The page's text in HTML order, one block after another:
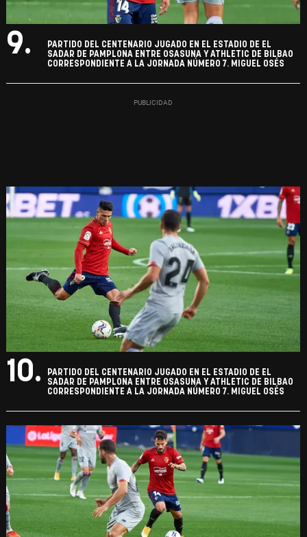
9.
PARTIDO DEL CENTENARIO JUGADO EN EL ESTADIO DE EL
SADAR DE PAMPLONA ENTRE OSASUNA Y ATHLETIC DE BILBAO
CORRESPONDIENTE A LA JORNADA NÚMERO 7. MIGUEL OSÉS
10.
PARTIDO DEL CENTENARIO JUGADO EN EL ESTADIO DE EL
SADAR DE PAMPLONA ENTRE OSASUNA Y ATHLETIC DE BILBAO
CORRESPONDIENTE A LA JORNADA NÚMERO 7. MIGUEL OSÉS